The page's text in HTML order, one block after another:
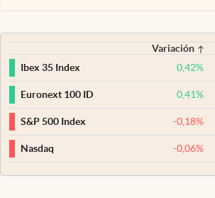
Variación
Ibex 35 Index
0,42%
Euronext 100 ID 0,41%
S&P 500 Index -0,18%
Nasdaq -0,06%